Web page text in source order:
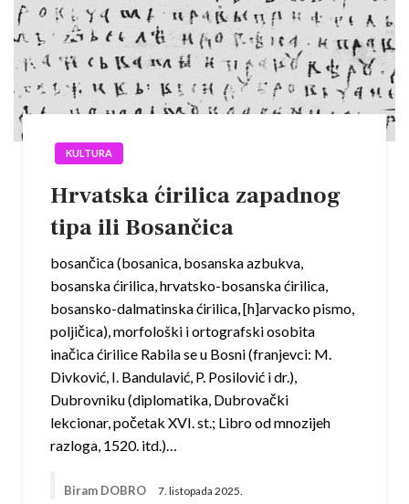
KULTURA
Hrvatska ćirilica zapadnog
tipa ili Bosančica
bosančica (bosanica, bosanska azbukva,
bosanska ćirilica, hrvatsko-bosanska ćirilica,
bosansko-dalmatinska ćirilica, [h]arvacko pismo,
poljičica), morfološki i ortografski osobita
inačica ćirilice Rabila se u Bosni (franjevci: M.
Divković, I. Bandulavić, P. Posilović i dr.),
Dubrovniku (diplomatika, Dubrovački
lekcionar, početak XVI. st.; Libro od mnozijeh
razloga, 1520. itd.)…
Biram DOBRO 7. listopada 2025.